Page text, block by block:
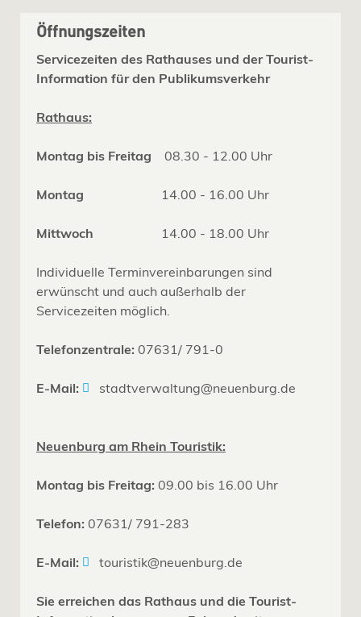
Öffnungszeiten
Servicezeiten des Rathauses und der Tourist-
Information für den Publikumsverkehr
Rathaus:
Montag bis Freitag 08.30 - 12.00 Uhr
Montag 14.00 - 16.00 Uhr
Mittwoch 14.00 - 18.00 Uhr
Individuelle Terminvereinbarungen sind
erwünscht und auch außerhalb der
Servicezeiten möglich.
Telefonzentrale: 07631/ 791-0
E-Mail: stadtverwaltung@neuenburg.de
Neuenburg am Rhein Touristik:
Montag bis Freitag: 09.00 bis 16.00 Uhr
Telefon: 07631/ 791-283
E-Mail: touristik@neuenburg.de
Sie erreichen das Rathaus und die Tourist-